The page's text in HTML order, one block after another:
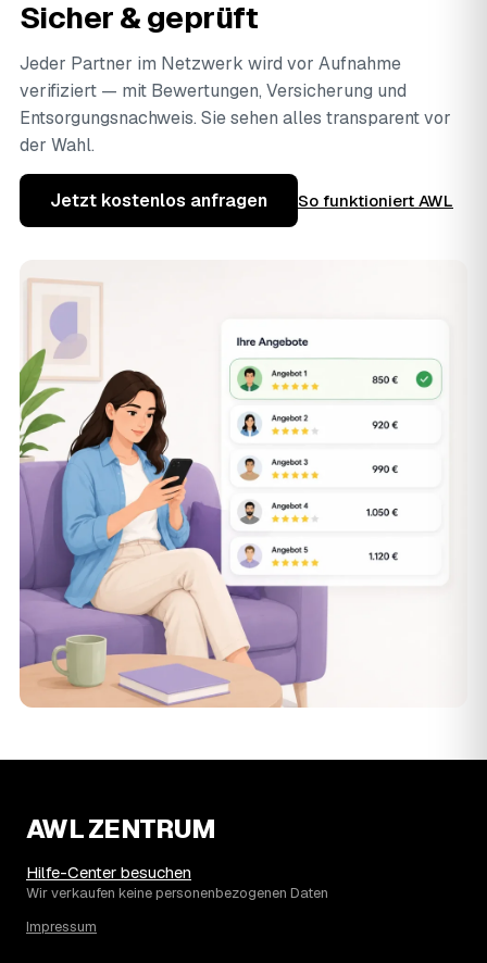
Sicher & geprüft
Jeder Partner im Netzwerk wird vor Aufnahme
verifiziert — mit Bewertungen, Versicherung und
Entsorgungsnachweis. Sie sehen alles transparent vor
der Wahl.
Jetzt kostenlos anfragen So funktioniert AWL
AWL ZENTRUM
Hilfe-Center besuchen
Wir verkaufen keine personenbezogenen Daten
Impressum